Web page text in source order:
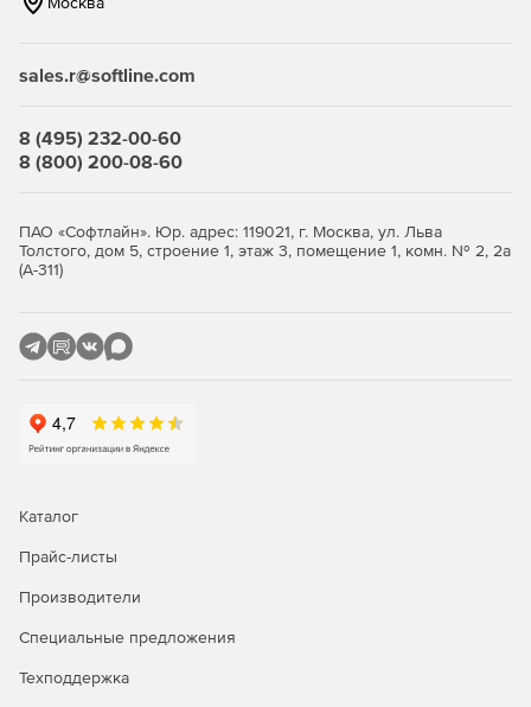
Консольная утилита для быстрого импорта данных с
Настройка внешнего вида системы.
Бесплатные обновления на период действия
Бесплатная неограниченная техподдержка в период
sales.r@softline.com
8 (495) 232-00-60
8 (800) 200-08-60
ПАО «Софтлайн». Юр. адрес: 119021, г. Москва, ул. Льва
Толстого, дом 5, строение 1, этаж 3, помещение 1, комн. № 2, 2а
(А-311)
Каталог
Прайс-листы
Производители
Специальные предложения
Техподдержка